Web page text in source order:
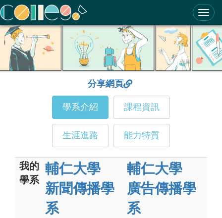
ColleGo! 大學選才與高中育才輔助系統
分享網頁
學系介紹 課程資訊
生涯進路 能力特質
我的
學系
輔仁大學
新聞傳播學
系
輔仁大學
廣告傳播學
系